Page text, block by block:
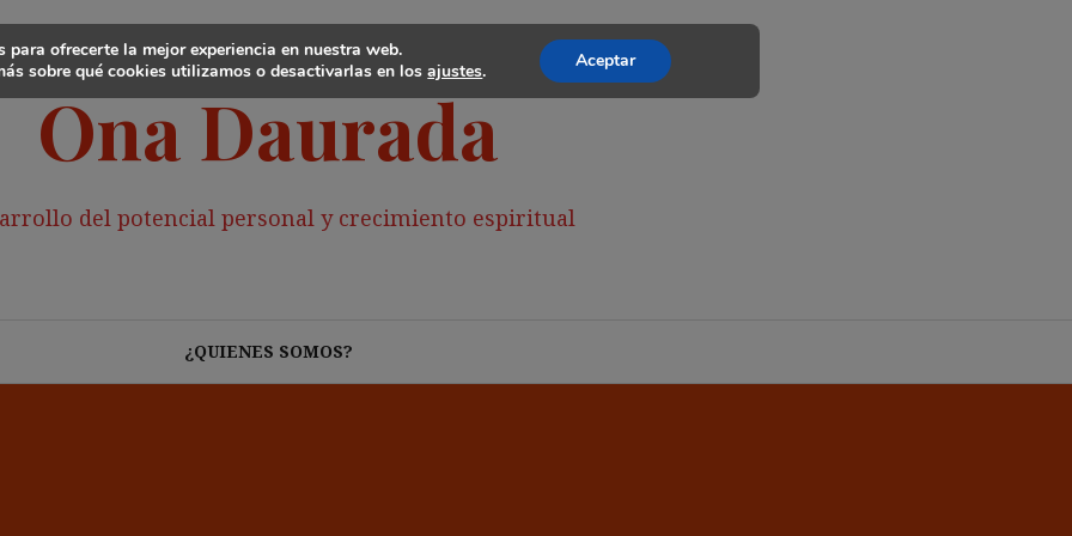
Ona Daurada
del potencial personal y crecimiento espiritual
¿QUIENES SOMOS?
para ofrecerte la mejor experiencia en nuestra web.
sobre qué cookies utilizamos o desactivarlas en losajustes. Aceptar